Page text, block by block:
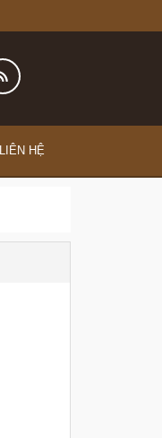
LIÊN HỆ